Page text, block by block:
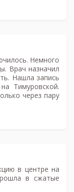
Немного
Врач назначил
Нашла запись
Тимуровской.
через пару
в центре на
в сжатые